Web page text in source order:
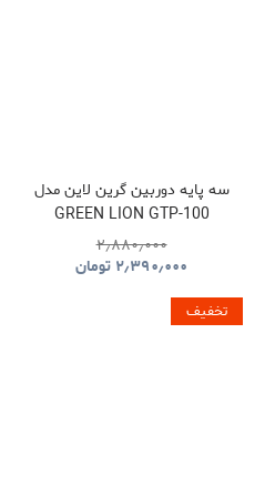
سه پایه دوربین گرین لاین مدل
GREEN LION GTP-100
GNTP100TRIBK
۲٫۸۸۰٫۰۰۰
۲٫۳۹۰٫۰۰۰ تومان
تخفیف